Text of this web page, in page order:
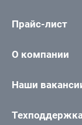
Прайс-лист
О компании
Наши